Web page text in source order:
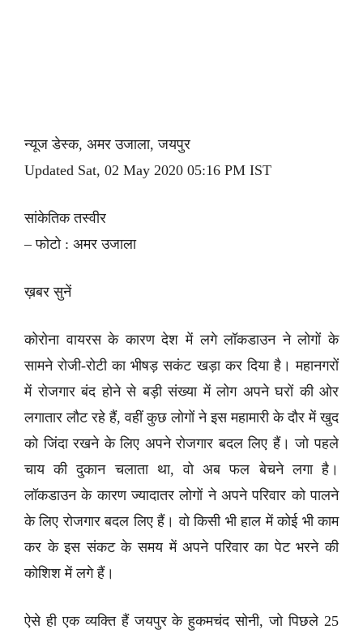
न्यूज डेस्क, अमर उजाला, जयपुर
Updated Sat, 02 May 2020 05:16 PM IST
सांकेतिक तस्वीर
– फोटो : अमर उजाला
ख़बर सुनें
कोरोना वायरस के कारण देश में लगे लॉकडाउन ने लोगों के
सामने रोजी-रोटी का भीषड़ सकंट खड़ा कर दिया है। महानगरों
में रोजगार बंद होने से बड़ी संख्या में लोग अपने घरों की ओर
लगातार लौट रहे हैं, वहीं कुछ लोगों ने इस महामारी के दौर में खुद
को जिंदा रखने के लिए अपने रोजगार बदल लिए हैं। जो पहले
चाय की दुकान चलाता था, वो अब फल बेचने लगा है।
लॉकडाउन के कारण ज्यादातर लोगों ने अपने परिवार को पालने
के लिए रोजगार बदल लिए हैं। वो किसी भी हाल में कोई भी काम
कर के इस संकट के समय में अपने परिवार का पेट भरने की
कोशिश में लगे हैं।
ऐसे ही एक व्यक्ति हैं जयपुर के हुकमचंद सोनी, जो पिछले 25